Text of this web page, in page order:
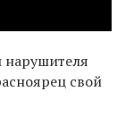
свой